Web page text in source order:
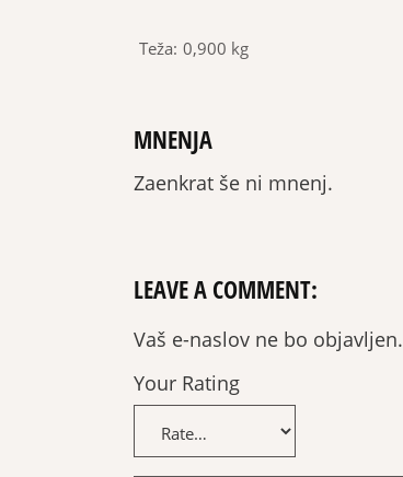
Teža 0,900 kg
MNENJA
Zaenkrat še ni mnenj.
LEAVE A COMMENT:
Vaš e-naslov ne bo objavljen.
Your Rating